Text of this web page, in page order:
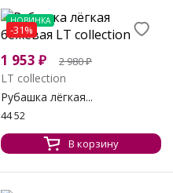
НОВИНКА
-31%
1 953 ₽ 2 980₽
LT collection
Рубашка лёгкая...
44 52
В корзину